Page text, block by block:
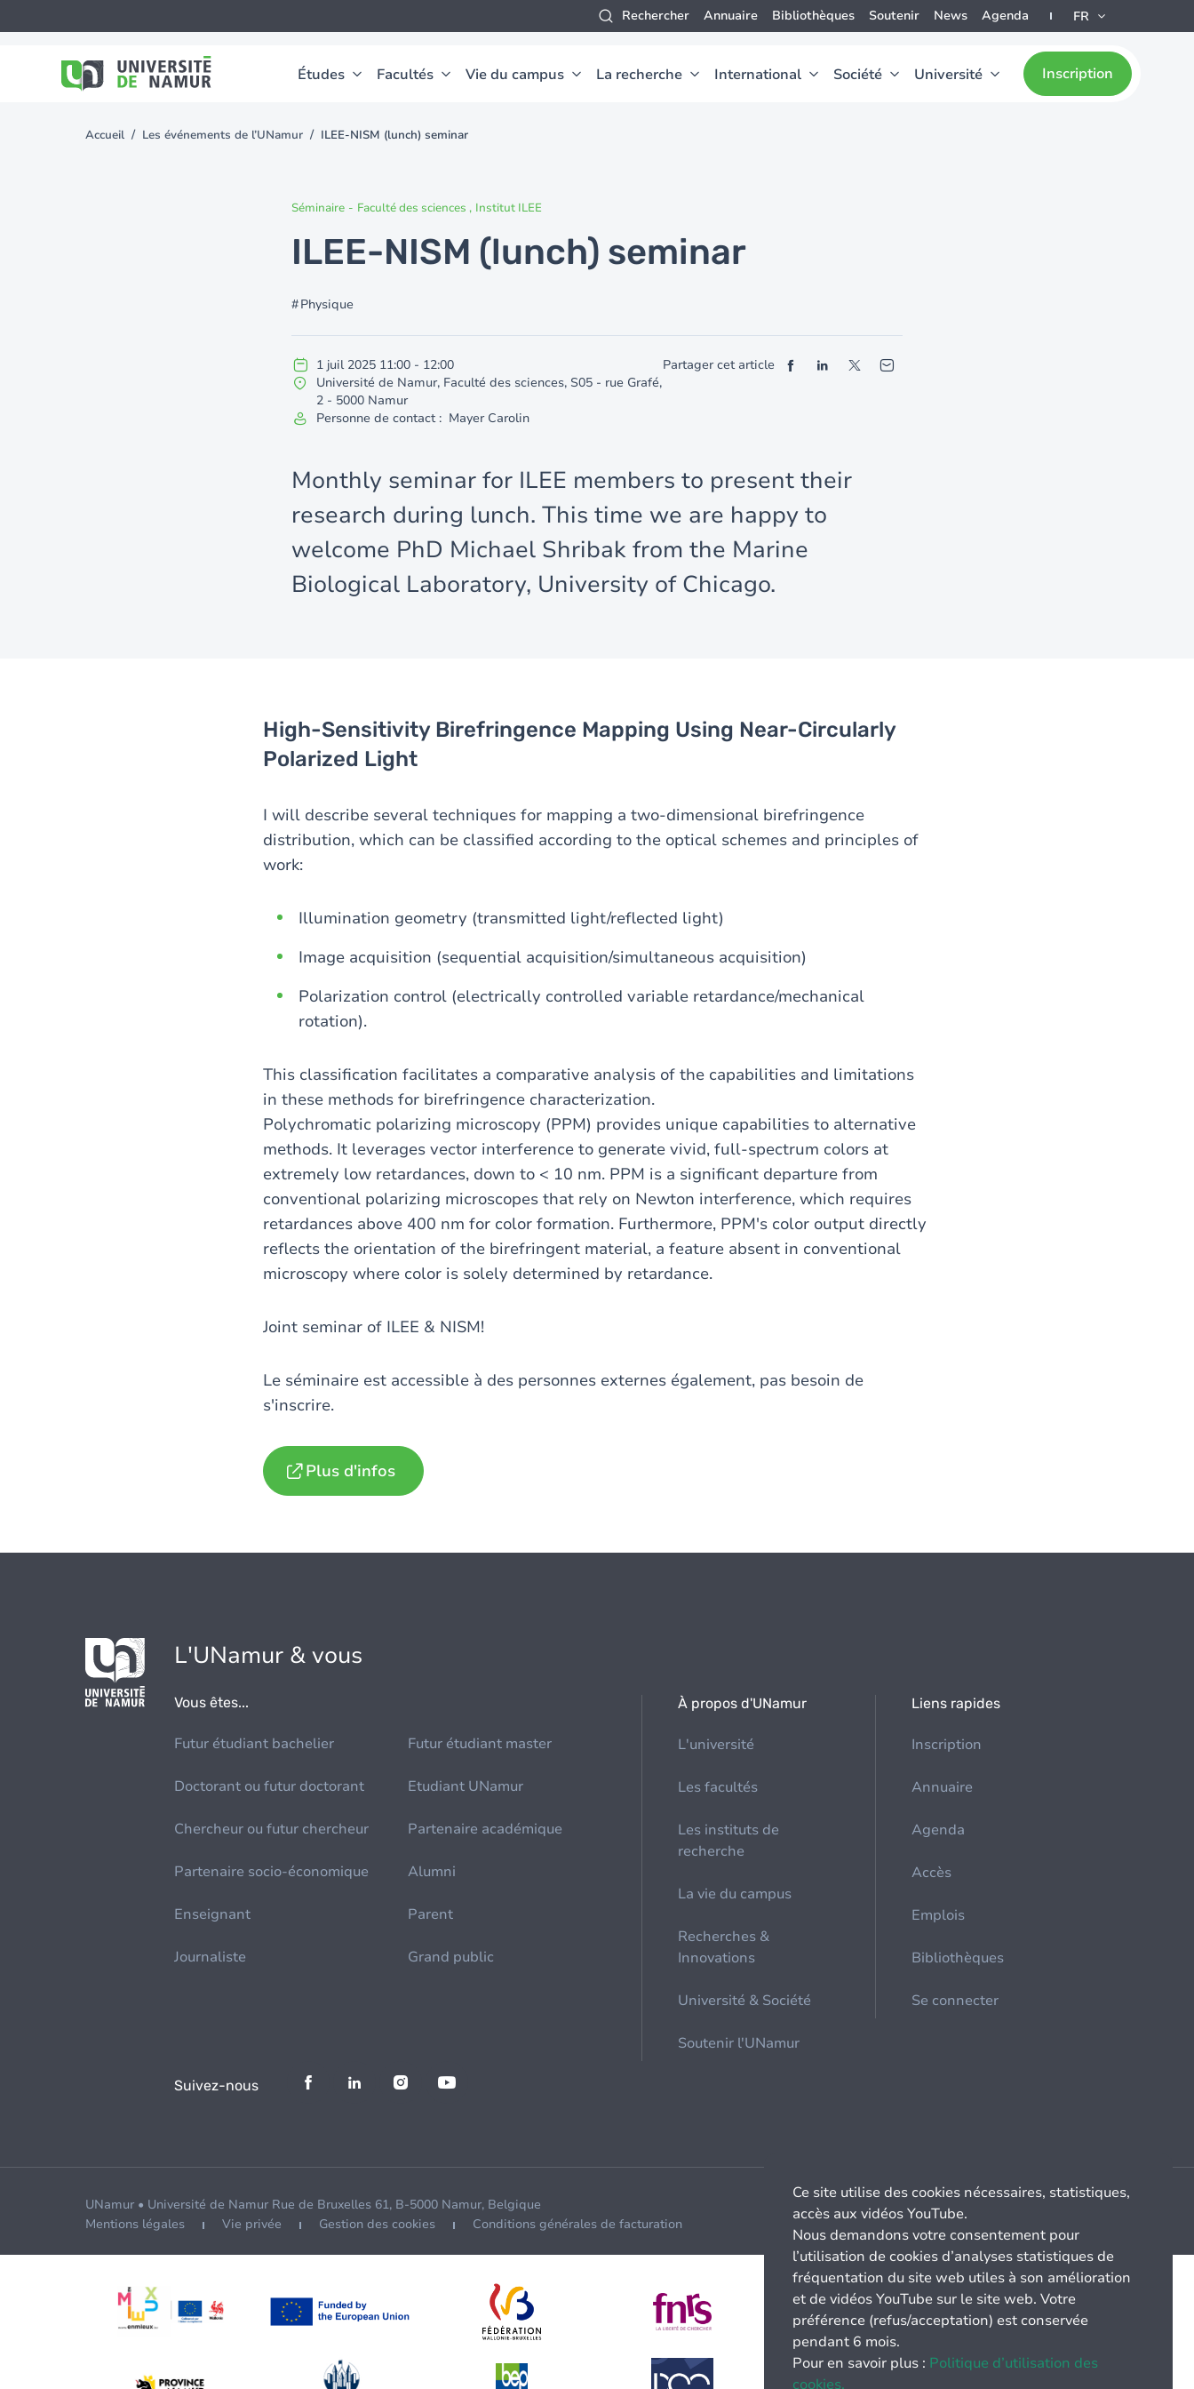
Rechercher Annuaire Bibliothèques Soutenir News Agenda FR
Études Facultés Vie du campus La recherche International Société Université Inscription
au
You
Accueil Les événements de l’UNamur ILEE-NISM (lunch) seminar
Séminaire - Faculté des sciences Institut ILEE
ILEE-NISM (lunch) seminar
Physique
1 juil 2025 11:00 - 12:00
Université de Namur, Faculté des sciences, S05 - rue Grafé,
2 - 5000 Namur
Personne de contact : Mayer Carolin
Partager cet article
Monthly seminar for ILEE members to present their
research during lunch. This time we are happy to
welcome PhD Michael Shribak from the Marine
Biological Laboratory, University of Chicago.
High-Sensitivity Birefringence Mapping Using Near-Circularly
Polarized Light
I will describe several techniques for mapping a two-dimensional birefringence
distribution, which can be classified according to the optical schemes and principles of
work:
Illumination geometry (transmitted light/reflected light)
Image acquisition (sequential acquisition/simultaneous acquisition)
Polarization control (electrically controlled variable retardance/mechanical
rotation).
This classification facilitates a comparative analysis of the capabilities and limitations
in these methods for birefringence characterization.
Polychromatic polarizing microscopy (PPM) provides unique capabilities to alternative
methods. It leverages vector interference to generate vivid, full-spectrum colors at
extremely low retardances, down to < 10 nm. PPM is a significant departure from
conventional polarizing microscopes that rely on Newton interference, which requires
retardances above 400 nm for color formation. Furthermore, PPM's color output directly
reflects the orientation of the birefringent material, a feature absent in conventional
microscopy where color is solely determined by retardance.
Joint seminar of ILEE & NISM!
Le séminaire est accessible à des personnes externes également, pas besoin de
s'inscrire.
Plus d'infos
L'UNamur & vous
Vous êtes...
Futur étudiant bachelier Futur étudiant master
Doctorant ou futur doctorant Etudiant UNamur
Chercheur ou futur chercheur Partenaire académique
Partenaire socio-économique Alumni
Enseignant Parent
Journaliste Grand public
À propos d'UNamur
L'université
Les facultés
Les instituts de
recherche
La vie du campus
Recherches &
Innovations
Université & Société
Soutenir l'UNamur
Liens rapides
Inscription
Annuaire
Agenda
Accès
Emplois
Bibliothèques
Se connecter
Suivez-nous
UNamur • Université de Namur Rue de Bruxelles 61, B-5000 Namur, Belgique
Mentions légales
Vie privée Gestion des cookies Conditions générales de facturation
Ce site utilise des cookies nécessaires, statistiques,
accès aux vidéos YouTube.
Nous demandons votre consentement pour
l’utilisation de cookies d’analyses statistiques de
fréquentation du site web utiles à son amélioration
et de vidéos YouTube sur le site web. Votre
préférence (refus/acceptation) est conservée
pendant 6 mois.
Pour en savoir plus : Politique d’utilisation des
cookies.